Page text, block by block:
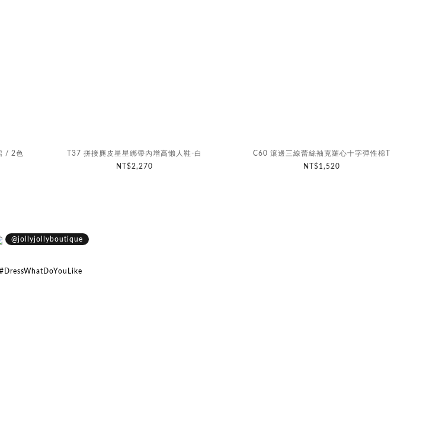
/ 2色
T37 拼接麂皮星星綁帶內增高懶人鞋-白
NT$2,270
C60 滾邊三線蕾絲袖克羅心十字彈性棉T
NT$1,520
@jollyjollyboutique
#DressWhatDoYouLike